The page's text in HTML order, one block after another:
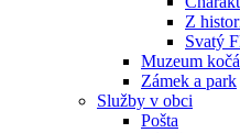
Z
Svatý
Muzeum
Zámek a park
Služby v obci
Pošta